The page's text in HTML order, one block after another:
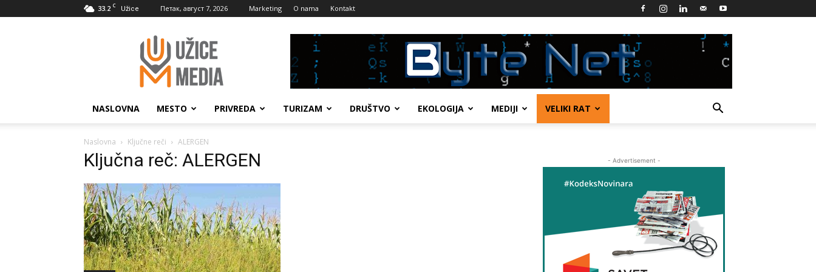
33.2 C Užice Петак, август 7, 2026 Marketing O nama Kontakt
UžiceMedia
NASLOVNA MESTO PRIVREDA TURIZAM DRUŠTVO EKOLOGIJA MEDIJI VELIKI RAT
Naslovna Ključne reči ALERGEN
Ključna reč: ALERGEN - Advertisement -